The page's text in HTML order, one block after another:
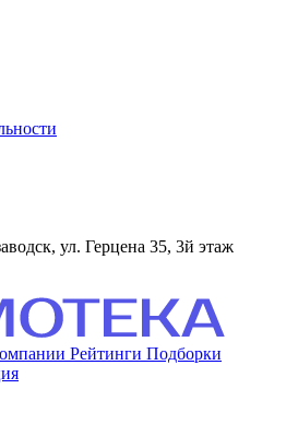
ул. Герцена 35, 3й этаж
Рейтинги Подборки